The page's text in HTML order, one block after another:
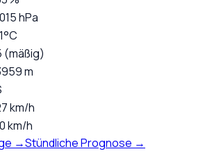
hPa
(mäßig)
m
km/h
km/h
→Stündliche Prognose →